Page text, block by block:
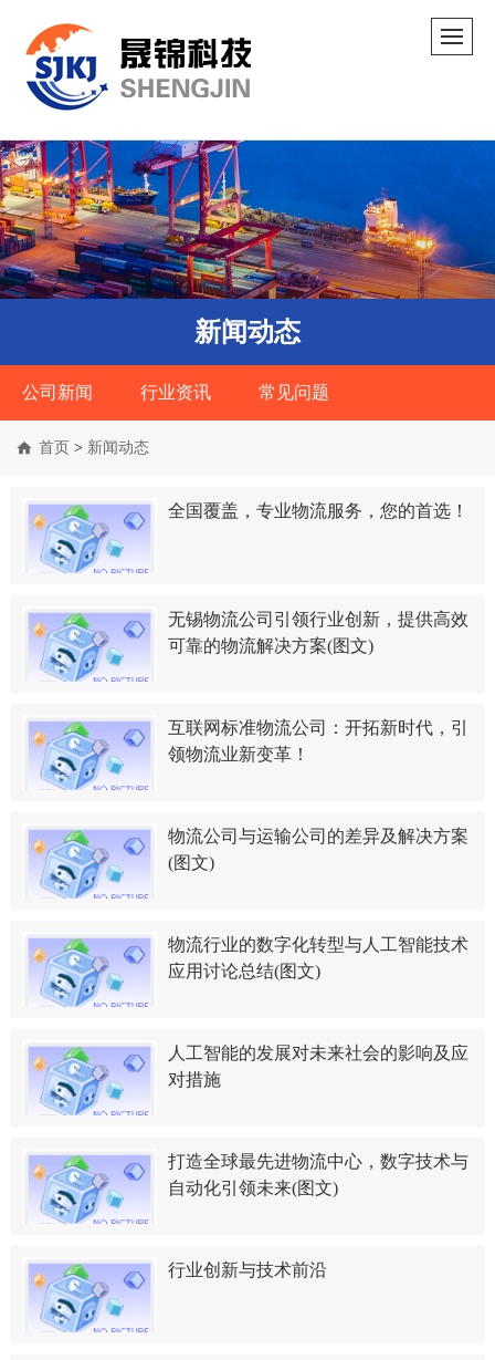
新闻动态
公司新闻 行业资讯 常见问题
首页 > 新闻动态
全国覆盖，专业物流服务，您的首选！
无锡物流公司引领行业创新，提供高效
可靠的物流解决方案(图文)
互联网标准物流公司：开拓新时代，引
领物流业新变革！
物流公司与运输公司的差异及解决方案
(图文)
物流行业的数字化转型与人工智能技术
应用讨论总结(图文)
人工智能的发展对未来社会的影响及应
对措施
打造全球最先进物流中心，数字技术与
自动化引领未来(图文)
行业创新与技术前沿